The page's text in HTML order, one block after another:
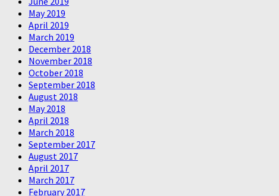
May 2019
April 2019
March 2019
December 2018
November 2018
October 2018
September 2018
August 2018
May 2018
April 2018
March 2018
September 2017
August 2017
April 2017
March 2017
February 2017